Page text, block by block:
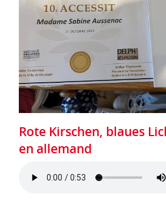
Rote Kirschen, blaues
en allemand